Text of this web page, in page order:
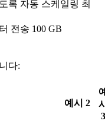
록 자동 스케일링 최
전송 100 GB
다:
예시 2
3